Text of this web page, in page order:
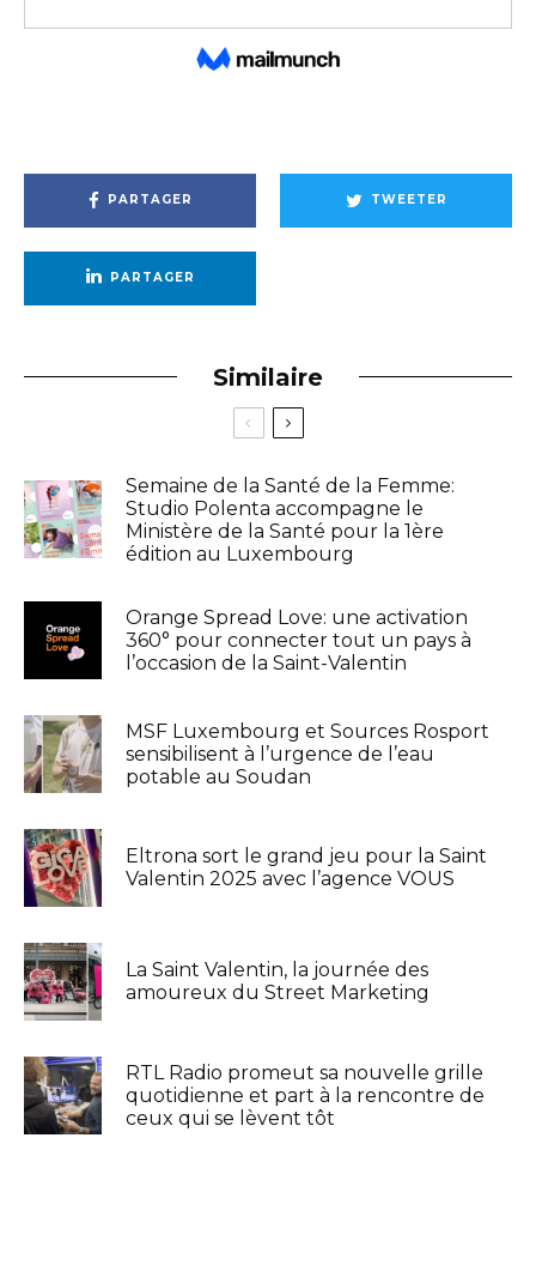
PARTAGER TWEETER
PARTAGER
Similaire
Semaine de la Santé de la Femme:
Studio Polenta accompagne le
Ministère de la Santé pour la 1ère
édition au Luxembourg
Orange Spread Love: une activation
360° pour connecter tout un pays à
l’occasion de la Saint-Valentin
MSF Luxembourg et Sources Rosport
sensibilisent à l’urgence de l’eau
potable au Soudan
Eltrona sort le grand jeu pour la Saint
Valentin 2025 avec l’agence VOUS
La Saint Valentin, la journée des
amoureux du Street Marketing
RTL Radio promeut sa nouvelle grille
quotidienne et part à la rencontre de
ceux qui se lèvent tôt